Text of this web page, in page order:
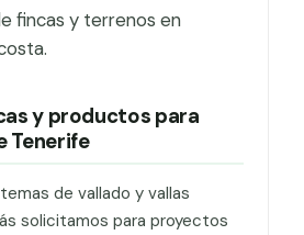
fincas y terrenos en
y productos para
Tenerife
de vallado y vallas
solicitamos para proyectos